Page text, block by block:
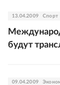
13.04.2009 Спорт
будут
09.04.2009